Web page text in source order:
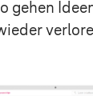
gehen